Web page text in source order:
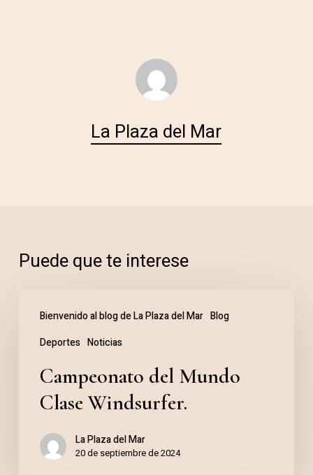
La Plaza del Mar
Puede que te interese
Bienvenido al blog de La Plaza del Mar Blog
Deportes Noticias
Mundo
Clase
Windsurfer.
Campeonato del Mundo
Clase Windsurfer.
La Plaza del Mar
20 de septiembre de 2024